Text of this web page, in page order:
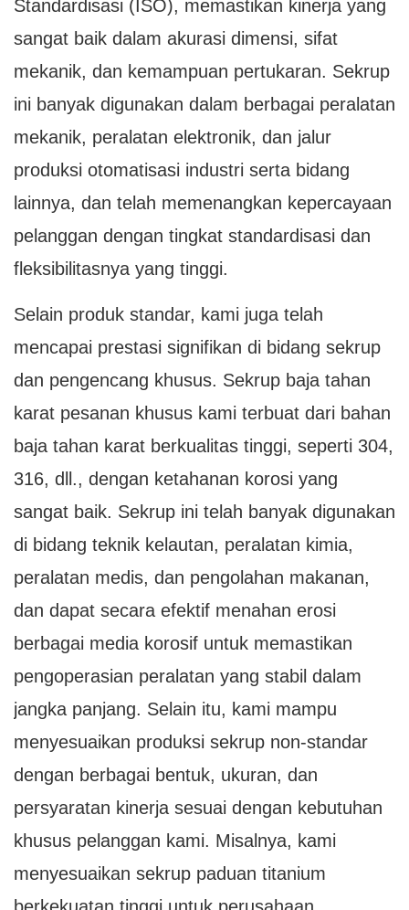
Standardisasi (ISO), memastikan kinerja yang
sangat baik dalam akurasi dimensi, sifat
mekanik, dan kemampuan pertukaran. Sekrup
ini banyak digunakan dalam berbagai peralatan
mekanik, peralatan elektronik, dan jalur
produksi otomatisasi industri serta bidang
lainnya, dan telah memenangkan kepercayaan
pelanggan dengan tingkat standardisasi dan
fleksibilitasnya yang tinggi.
Selain produk standar, kami juga telah
mencapai prestasi signifikan di bidang sekrup
dan pengencang khusus. Sekrup baja tahan
karat pesanan khusus kami terbuat dari bahan
baja tahan karat berkualitas tinggi, seperti 304,
316, dll., dengan ketahanan korosi yang
sangat baik. Sekrup ini telah banyak digunakan
di bidang teknik kelautan, peralatan kimia,
peralatan medis, dan pengolahan makanan,
dan dapat secara efektif menahan erosi
berbagai media korosif untuk memastikan
pengoperasian peralatan yang stabil dalam
jangka panjang. Selain itu, kami mampu
menyesuaikan produksi sekrup non-standar
dengan berbagai bentuk, ukuran, dan
persyaratan kinerja sesuai dengan kebutuhan
khusus pelanggan kami. Misalnya, kami
menyesuaikan sekrup paduan titanium